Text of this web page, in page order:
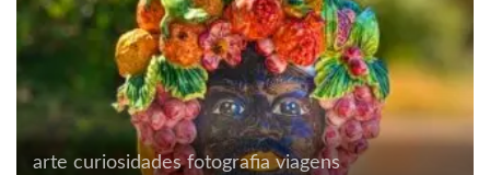
arte curiosidades fotografia viagens
arquitetura arte Berlim comportamento